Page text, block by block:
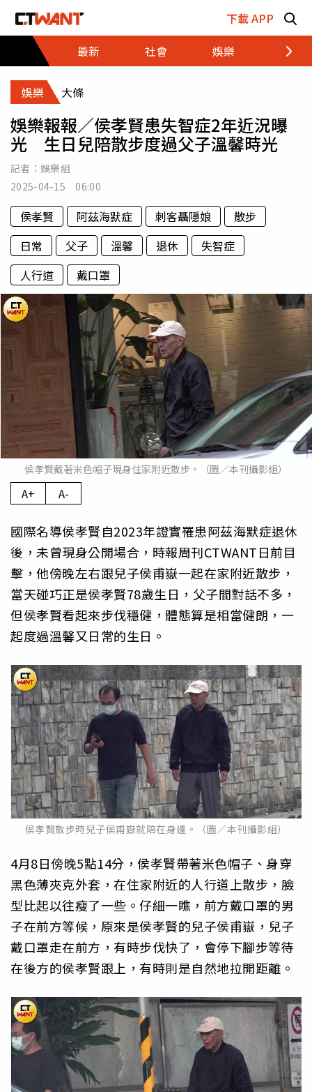
下載 APP
最新
社會 娛樂 財經
娛樂 大條
娛樂報報／侯孝賢患失智症2年近況曝
光 生日兒陪散步度過父子溫馨時光
記者： 娛樂組
2025-04-15 06:00
侯孝賢 阿茲海默症 刺客聶隱娘
散步
日常
父子 溫馨 退休
失智症
人行道
戴口罩
侯孝賢戴著米色帽子現身住家附近散步。（圖／本刊攝影組）
A+ A-
國際名導侯孝賢自2023年證實罹患阿茲海默症退休
後，未曾現身公開場合，時報周刊CTWANT日前目
擊，他傍晚左右跟兒子侯甫嶽一起在家附近散步，
當天碰巧正是侯孝賢78歲生日，父子間對話不多，
但侯孝賢看起來步伐穩健，體態算是相當健朗，一
起度過溫馨又日常的生日。
侯孝賢散步時兒子侯甫嶽就陪在身邊。（圖／本刊攝影組）
4月8日傍晚5點14分，侯孝賢帶著米色帽子、身穿
黑色薄夾克外套，在住家附近的人行道上散步，臉
型比起以往瘦了一些。仔細一瞧，前方戴口罩的男
子在前方等候，原來是侯孝賢的兒子侯甫嶽，兒子
戴口罩走在前方，有時步伐快了，會停下腳步等待
在後方的侯孝賢跟上，有時則是自然地拉開距離。